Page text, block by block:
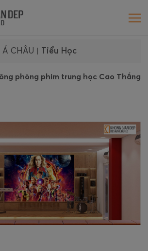
Á CHÂU Tiểu Học
phòng phim trung học Cao Thắng